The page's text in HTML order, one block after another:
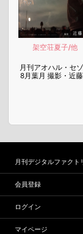
架空荘夏子/他
月刊アオハル・セ
8月葉月 撮影・近
月刊デジタルファクト
会員登録
ログイン
マイページ